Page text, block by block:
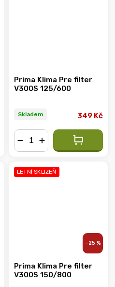
Prima Klima Pre filter
V300S 125/600
Skladem 349 Kč
LETNÍ SKLIZEŇ
–25 %
Prima Klima Pre filter
V300S 150/800